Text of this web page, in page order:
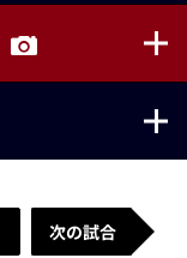
次の試合